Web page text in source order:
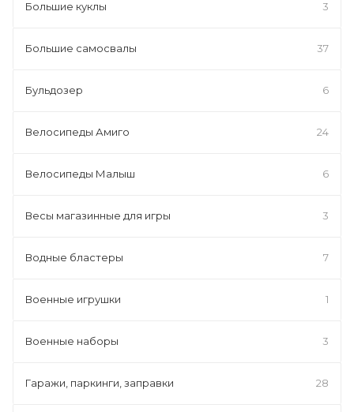
Большие куклы 3
Большие самосвалы 37
Бульдозер 6
Велосипеды Амиго 24
Велосипеды Малыш 6
Весы магазинные для игры 3
Водные бластеры 7
Военные игрушки 1
Военные наборы 3
Гаражи, паркинги, заправки 28